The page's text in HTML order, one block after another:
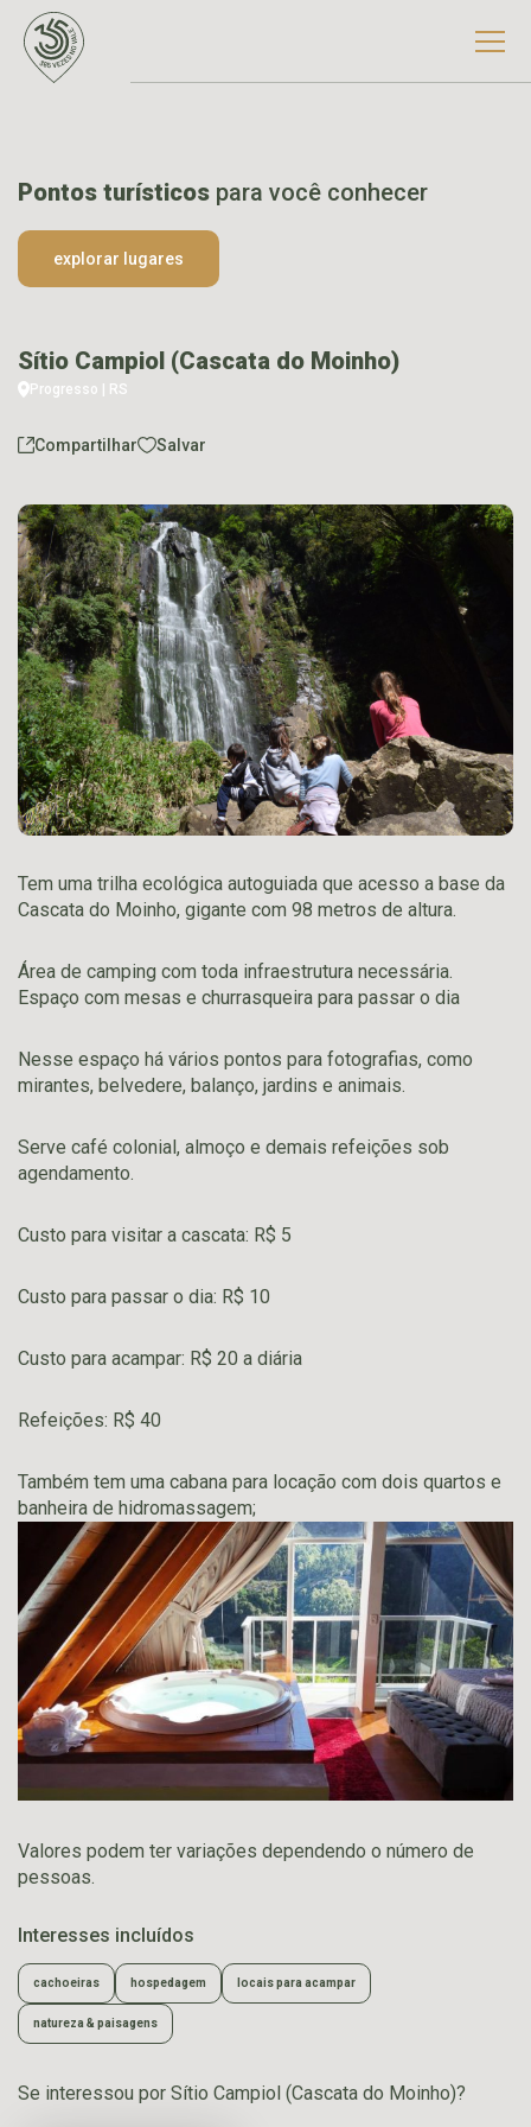
Pontos turísticos para você conhecer
explorar lugares
Sítio Campiol (Cascata do Moinho)
Progresso | RS
Compartilhar Salvar
Tem uma trilha ecológica autoguiada que acesso a base da
Cascata do Moinho, gigante com 98 metros de altura.
Área de camping com toda infraestrutura necessária.
Espaço com mesas e churrasqueira para passar o dia
Nesse espaço há vários pontos para fotografias, como
mirantes, belvedere, balanço, jardins e animais.
Serve café colonial, almoço e demais refeições sob
agendamento.
Custo para visitar a cascata: R$ 5
Custo para passar o dia: R$ 10
Custo para acampar: R$ 20 a diária
Refeições: R$ 40
Também tem uma cabana para locação com dois quartos e
banheira de hidromassagem;
Valores podem ter variações dependendo o número de
pessoas.
Interesses incluídos
cachoeiras hospedagem locais para acampar
natureza & paisagens
Se interessou por Sítio Campiol (Cascata do Moinho)?